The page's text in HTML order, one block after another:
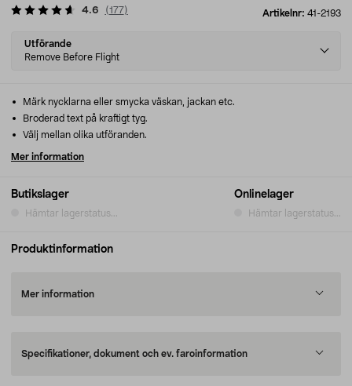
Artikelnr: 41-2193
4.6 (177)
Select
variant
Utförande
Remove Before Flight
Butikslager
Hämtar lagerstatus...
Onlinelager
Hämtar lagerstatus...
Märk nycklarna eller smycka väskan, jackan etc.
Broderad text på kraftigt tyg.
Välj mellan olika utföranden.
Mer information
Produktinformation
Mer information
Specifikationer, dokument och ev. faroinformation